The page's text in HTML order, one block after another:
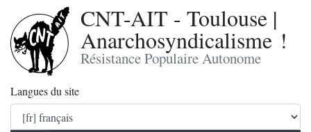
CNT-AIT - Toulouse |
Anarchosyndicalisme !
Résistance Populaire Autonome
Langues du site